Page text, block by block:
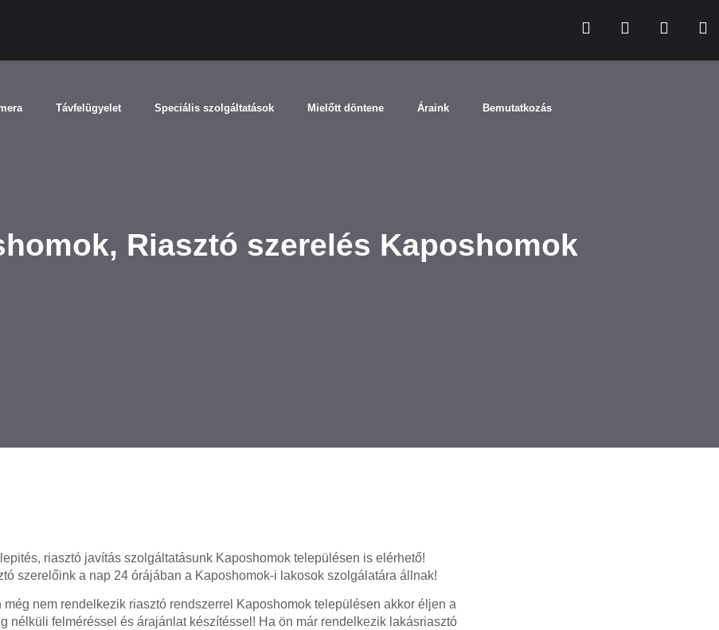
Távfelügyelet Speciális szolgáltatások Mielőtt döntene Áraink Bemutatkozás
Riasztó szerelés Kaposhomok
riasztó javítás szolgáltatásunk Kaposhomok településen is elérhető!
szerelőink a nap 24 órájában a Kaposhomok-i lakosok szolgálatára állnak!
még nem rendelkezik riasztó rendszerrel Kaposhomok településen akkor éljen a
nélküli felméréssel és árajánlat készítéssel! Ha ön már rendelkezik lakásriasztó